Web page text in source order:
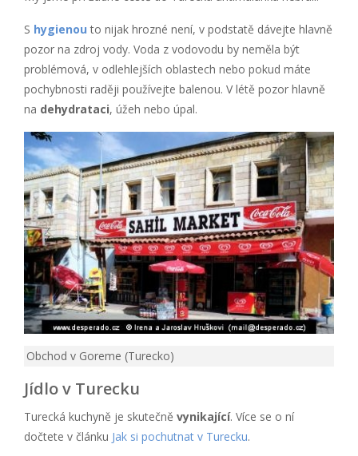
S hygienou to nijak hrozné není, v podstatě dávejte hlavně
pozor na zdroj vody. Voda z vodovodu by neměla být
problémová, v odlehlejších oblastech nebo pokud máte
pochybnosti raději používejte balenou. V létě pozor hlavně
na dehydrataci, úžeh nebo úpal.
Obchod v Goreme (Turecko)
Jídlo v Turecku
Turecká kuchyně je skutečně vynikající. Více se o ní
dočtete v článku Jak si pochutnat v Turecku.